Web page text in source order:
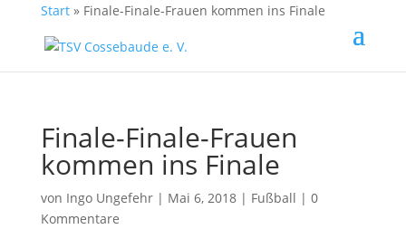
Start» Finale-Finale-Frauen kommen ins Finale
Finale-Finale-Frauen
kommen ins Finale
von Ingo Ungefehr| Mai 6, 2018 | Fußball | 0
Kommentare